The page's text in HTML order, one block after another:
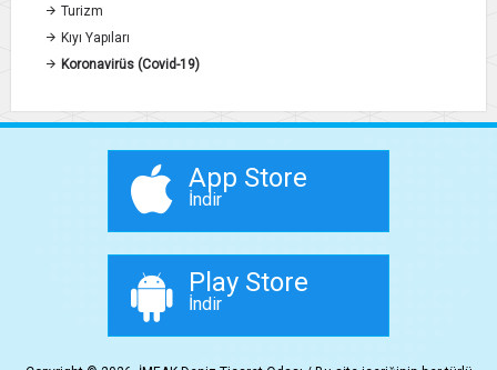
Turizm
Kıyı Yapıları
Koronavirüs (Covid-19)
App Store
İndir
Play Store
İndir